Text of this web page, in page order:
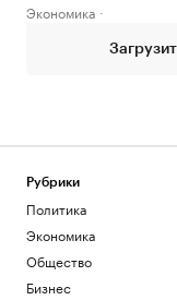
Экономика
Рубрики
Политика
Экономика
Общество
Бизнес